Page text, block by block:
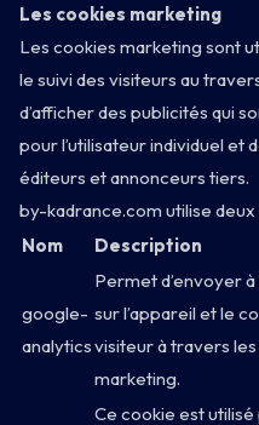
Info
3 PORT DE LA GARE ·
Les cookies marketing
Les cookies marketing sont
le suivi des visiteurs au
d’afficher des publicités qui
pour l’utilisateur individuel et
éditeurs et annonceurs tiers.
by-kadrance.com utilise
Nom
Description
google-
analytics
Permet d’envoyer
sur l’appareil et le
visiteur à travers
marketing.
Ce cookie est